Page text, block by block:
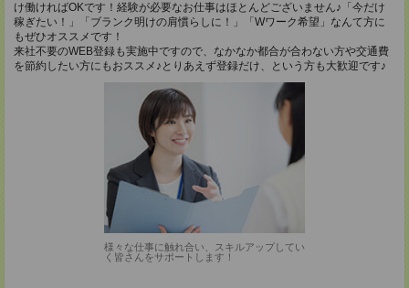
け働ければOKです！経験が必要なお仕事はほとんどございません♪「今だけ
稼ぎたい！」「ブランク明けの肩慣らしに！」「Wワーク希望」なんて方に
もぜひオススメです！
来社不要のWEB登録も実施中ですので、なかなか都合が合わない方や交通費
を節約したい方にもおススメ♪とりあえず登録だけ、という方も大歓迎です♪
様々な仕事に触れ合い、スキルアップしてい
く皆さんをサポートします！